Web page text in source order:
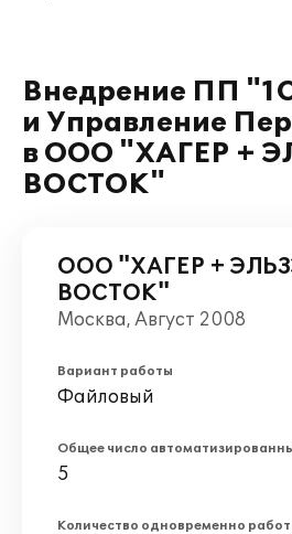
Внедрение ПП
и Управление
в ООО "ХАГЕР +
ВОСТОК"
ООО "ХАГЕР +
ВОСТОК"
Москва, Август 2008
Вариант работы
Файловый
Общее число
5
Количество одновременно